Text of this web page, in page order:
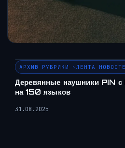
АРХИВ РУБРИКИ ~ЛЕНТА
Деревянные наушники PIN
на 150 языков
31.08.2025